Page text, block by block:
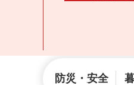
防災・安全